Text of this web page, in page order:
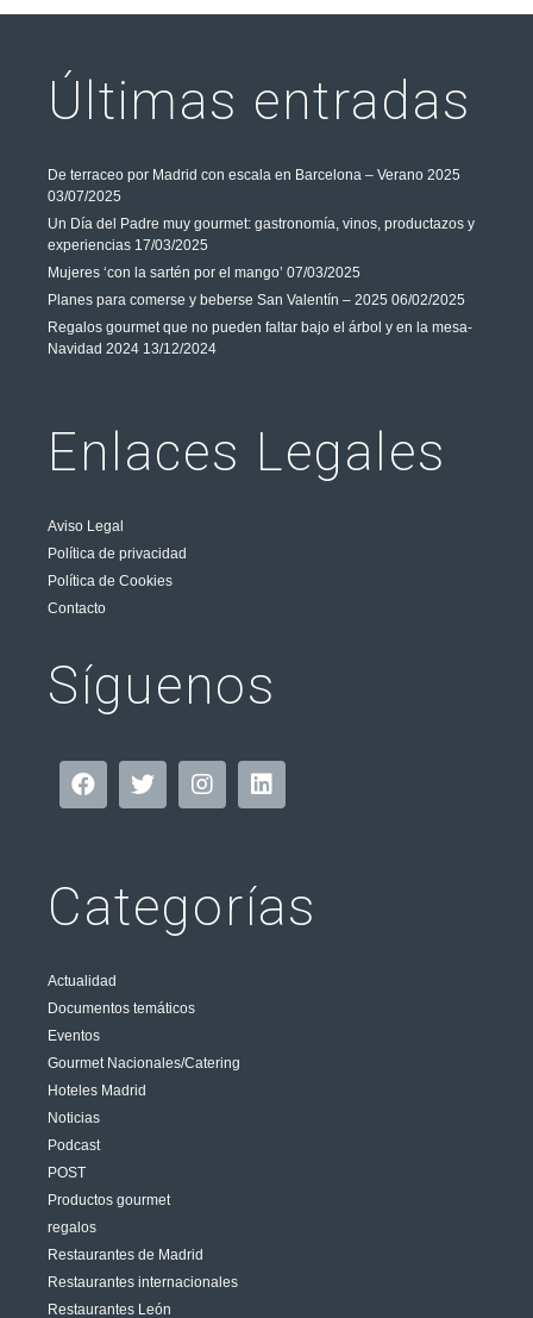
Últimas entradas
De terraceo por Madrid con escala en Barcelona – Verano 2025
03/07/2025
Un Día del Padre muy gourmet: gastronomía, vinos, productazos y
experiencias 17/03/2025
Mujeres ‘con la sartén por el mango’ 07/03/2025
Planes para comerse y beberse San Valentín – 2025 06/02/2025
Regalos gourmet que no pueden faltar bajo el árbol y en la mesa-
Navidad 2024 13/12/2024
Enlaces Legales
Aviso Legal
Política de privacidad
Política de Cookies
Contacto
Síguenos
Categorías
Actualidad
Documentos temáticos
Eventos
Gourmet Nacionales/Catering
Hoteles Madrid
Noticias
Podcast
POST
Productos gourmet
regalos
Restaurantes de Madrid
Restaurantes internacionales
Restaurantes León